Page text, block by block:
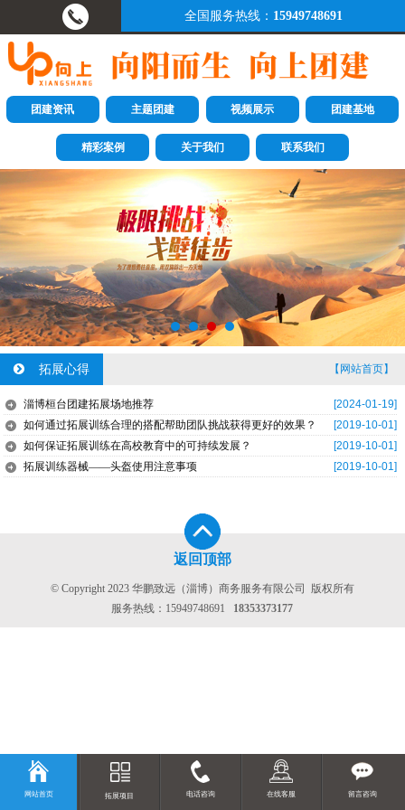
全国服务热线： 15949748691
团建资讯 主题团建 视频展示 团建基地
精彩案例 关于我们 联系我们
拓展心得 【网站首页】
[2024-01-19]
淄博桓台团建拓展场地推荐
[2019-10-01]
如何通过拓展训练合理的搭配帮助团队挑战获得更好的效果？
[2019-10-01]
如何保证拓展训练在高校教育中的可持续发展？
[2019-10-01]
拓展训练器械——头盔使用注意事项
返回顶部
© Copyright 2023 华鹏致远（淄博）商务服务有限公司 版权所有
服务热线： 15949748691 18353373177
网站首页 拓展项目 电话咨询 在线客服 留言咨询